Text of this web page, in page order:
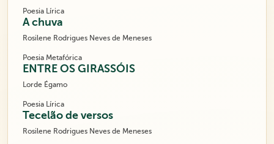
Poesia Lírica
A chuva
Rosilene Rodrigues Neves de Meneses
Poesia Metafórica
ENTRE OS GIRASSÓIS
Lorde Égamo
Poesia Lírica
Tecelão de versos
Rosilene Rodrigues Neves de Meneses